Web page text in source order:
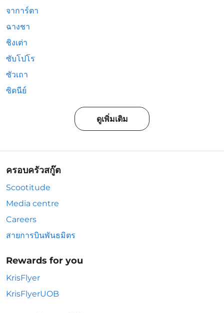
จาการ์ตา
ฉางชา
ชิงเต่า
ซับโปโร
ซัวเถา
ซิดนีย์
ดูเพิ่มเติม
ครอบครัวสกู๊ต
Scootitude
Media centre
Careers
สายการบินพันธมิตร
Rewards for you
KrisFlyer
KrisFlyerUOB